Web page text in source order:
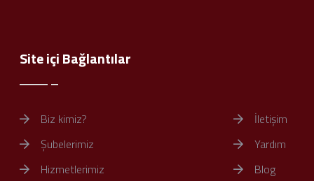
Site içi Bağlantılar
Biz kimiz?
Şubelerimiz
Hizmetlerimiz
İletişim
Yardım
Blog